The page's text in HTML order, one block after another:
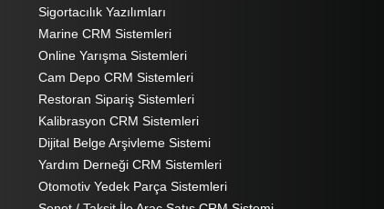
Sigortacılık Yazılımları
Marine CRM Sistemleri
Online Yarışma Sistemleri
Cam Depo CRM Sistemleri
Restoran Sipariş Sistemleri
Kalibrasyon CRM Sistemleri
Dijital Belge Arşivleme Sistemi
Yardım Derneği CRM Sistemleri
Otomotiv Yedek Parça Sistemleri